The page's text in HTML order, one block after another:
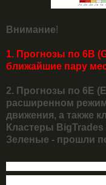
Внимание!
1. Прогнозы по 6В
ближайшие пару
2. Прогнозы по 6Е
расширенном
движения, а также
Кластеры
Зеленые - прошли